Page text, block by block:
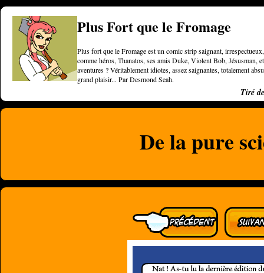
Plus Fort que le Fromage
Plus fort que le Fromage est un comic strip saignant,
comme héros, Thanatos, ses amis Duke, Violent Bob, Jésusman,
aventures ? Véritablement idiotes, assez saignantes, totalement
grand plaisir... Par Desmond Seah.
Tiré
De la pure